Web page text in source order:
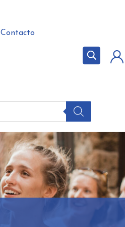
Contacto